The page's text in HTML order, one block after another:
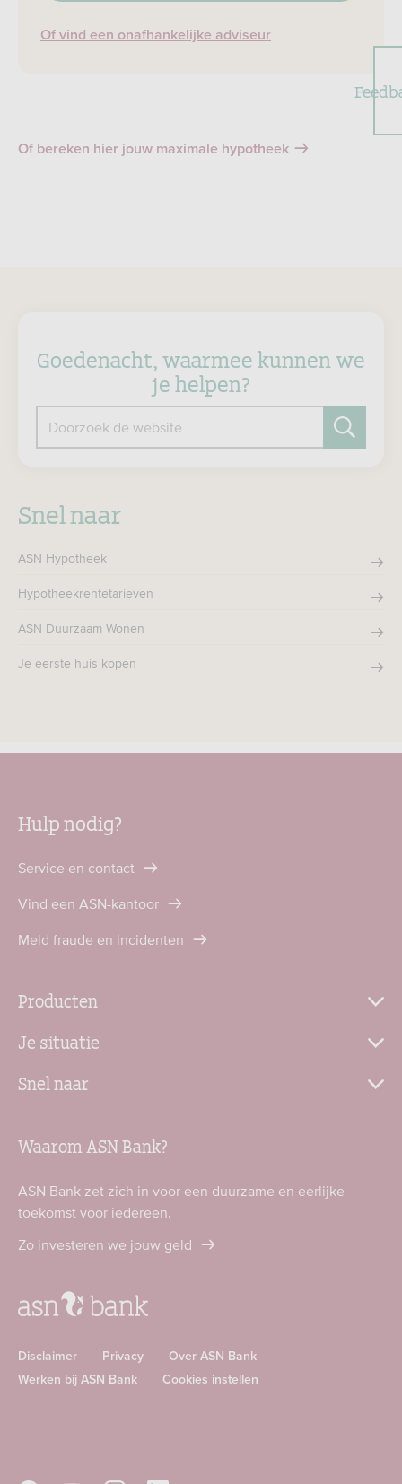
Of vind een onafhankelijke adviseur
Of bereken hier jouw maximale hypotheek
Goedenacht, waarmee kunnen we
je helpen?
Doorzoek de website
Snel naar
ASN Hypotheek
Hypotheekrentetarieven
ASN Duurzaam Wonen
Je eerste huis kopen
Hulp nodig?
Service en contact
Vind een ASN-kantoor
Meld fraude en incidenten
Producten
Je situatie
Snel naar
Waarom ASN Bank?
ASN Bank zet zich in voor een duurzame en eerlijke
toekomst voor iedereen.
Zo investeren we jouw geld
Disclaimer Privacy
Over ASN Bank
Werken bij ASN Bank
Cookies instellen